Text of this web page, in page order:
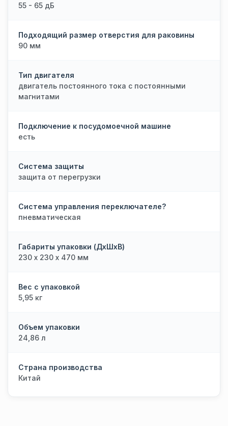
55 - 65 дБ
Подходящий размер отверстия для раковины
90 мм
Тип двигателя
двигатель постоянного тока с постоянными
магнитами
Подключение к посудомоечной машине
есть
Система защиты
защита от перегрузки
Система управления переключателе?
пневматическая
Габариты упаковки (ДхШхВ)
230 х 230 х 470 мм
Вес с упаковкой
5,95 кг
Объем упаковки
24,86 л
Страна производства
Китай